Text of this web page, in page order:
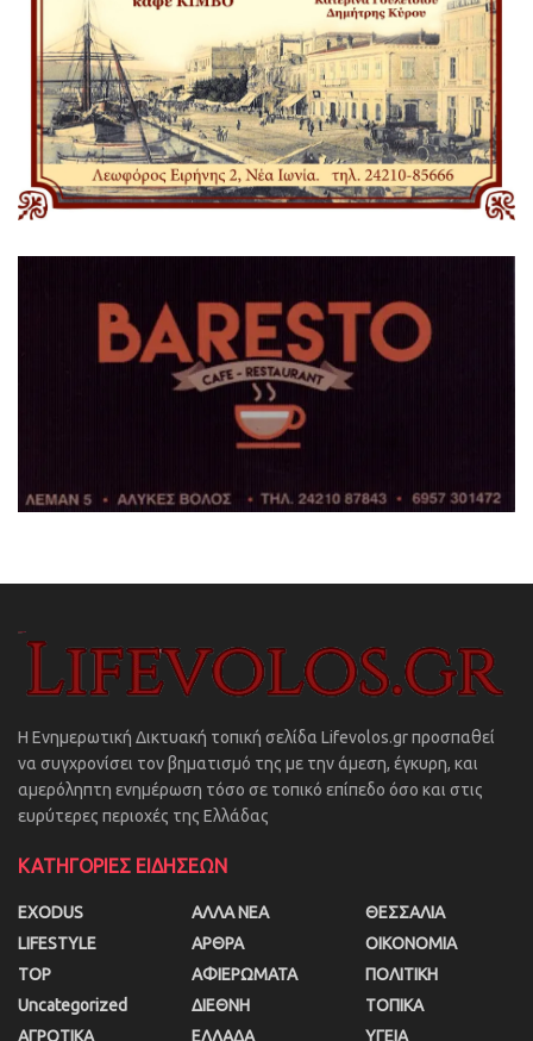
Η Ενημερωτική Δικτυακή τοπική σελίδα Lifevolos.gr προσπαθεί
να συγχρονίσει τον βηματισμό της με την άμεση, έγκυρη, και
αμερόληπτη ενημέρωση τόσο σε τοπικό επίπεδο όσο και στις
ευρύτερες περιοχές της Ελλάδας
ΚΑΤΗΓΟΡΙΕΣ ΕΙΔΗΣΕΩΝ
EXODUS
LIFESTYLE
TOP
Uncategorized
ΑΓΡΟΤΙΚΑ
ΑΛΛΑ ΝΕΑ
ΑΡΘΡΑ
ΑΦΙΕΡΩΜΑΤΑ
ΔΙΕΘΝΗ
ΕΛΛΑΔΑ
ΘΕΣΣΑΛΙΑ
ΟΙΚΟΝΟΜΙΑ
ΠΟΛΙΤΙΚΗ
ΤΟΠΙΚΑ
ΥΓΕΙΑ